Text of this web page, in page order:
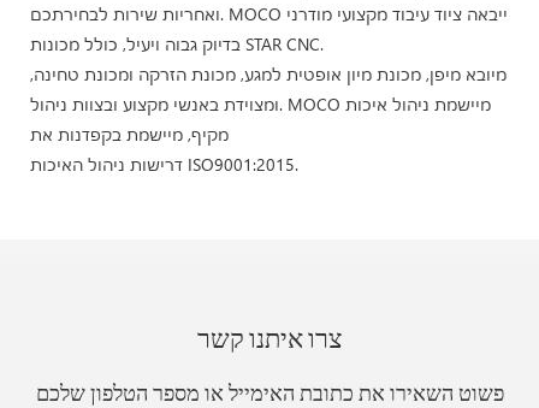
ואחריות שירות לבחירתכם. MOCO ייבאה ציוד עיבוד מקצועי מודרני
בדיוק גבוה ויעיל, כולל מכונות STAR CNC.
מיובא מיפן, מכונת מיון אופטית למגע, מכונת הזרקה ומכונת טחינה,
ומצוידת באנשי מקצוע ובצוות ניהול. MOCO מיישמת ניהול איכות
מקיף, מיישמת בקפדנות את
דרישות ניהול האיכות ISO9001:2015.
צרו איתנו קשר
פשוט השאירו את כתובת האימייל או מספר הטלפון שלכם